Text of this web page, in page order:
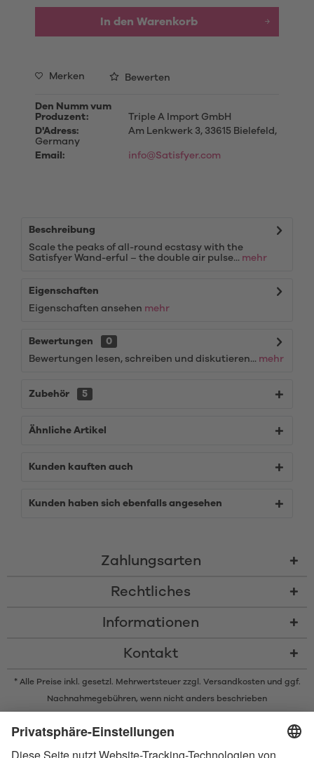
In den Warenkorb
Merken Bewerten
Den Numm vum
Produzent:
Triple A Import GmbH
D'Adress:
Am Lenkwerk 3, 33615 Bielefeld,
Germany
Email:
info@Satisfyer.com
Beschreibung
Scale the peaks of all-round ecstasy with the
Satisfyer Wand-erful – the double air pulse... mehr
Eigenschaften
Eigenschaften ansehen mehr
Bewertungen
0
Bewertungen lesen, schreiben und diskutieren... mehr
Zubehör 5
Ähnliche Artikel
Kunden kauften auch
Kunden haben sich ebenfalls angesehen
Zahlungsarten
Rechtliches
Informationen
Kontakt
* Alle Preise inkl. gesetzl. Mehrwertsteuer zzgl. Versandkostenund ggf.
Nachnahmegebühren, wenn nicht anders beschrieben
und Eigentum der Bluetooth SIG, Inc. Die Nutzung dieser Marken durch